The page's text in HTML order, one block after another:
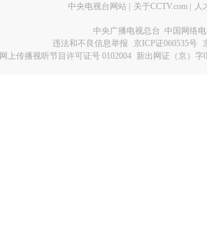
中央电视台网站 关于CCTV.com 人
中央广播电视总台 中国网络
违法和不良信息举报
京ICP证060535号
网上传播视听节目许可证号 0102004 新出网证（京）